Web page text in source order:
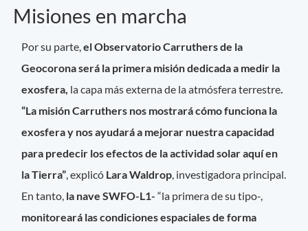
Misiones en marcha
Por su parte,el Observatorio Carruthers de la
Geocorona será la primera misión dedicada a medir la
exosfera, la capa más externa de la atmósfera terrestre.
“La misión Carruthers nos mostrará cómo funciona la
exosfera y nos ayudará a mejorar nuestra capacidad
para predecir los efectos de la actividad solar aquí en
la Tierra”, explicó Lara Waldrop, investigadora principal.
En tanto, la nave SWFO-L1-“la primera de su tipo-,
monitoreará las condiciones espaciales de forma